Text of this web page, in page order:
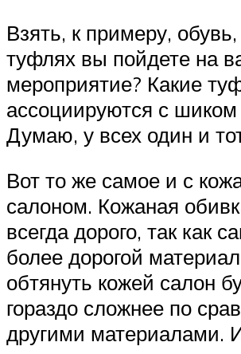
Взять, к примеру,
туфлях вы пойдете на
мероприятие? Какие
ассоциируются с
Думаю, у всех один и
Вот то же самое и с
салоном. Кожаная
всегда дорого, так как
более дорогой
обтянуть кожей салон
гораздо сложнее по
другими материалами.